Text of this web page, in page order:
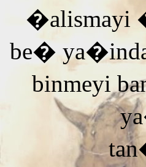
�alismayi
be�
binmeyi